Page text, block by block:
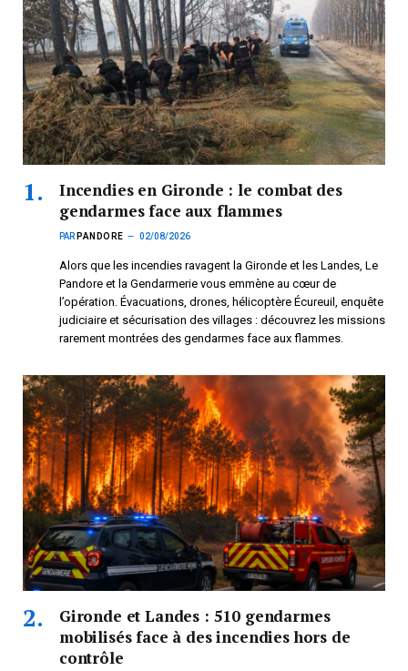
Incendies en Gironde : le combat des
gendarmes face aux flammes
PAR PANDORE 02/08/2026
Alors que les incendies ravagent la Gironde et les Landes, Le
Pandore et la Gendarmerie vous emmène au cœur de
l’opération. Évacuations, drones, hélicoptère Écureuil, enquête
judiciaire et sécurisation des villages : découvrez les missions
rarement montrées des gendarmes face aux flammes.
Gironde et Landes : 510 gendarmes
mobilisés face à des incendies hors de
contrôle